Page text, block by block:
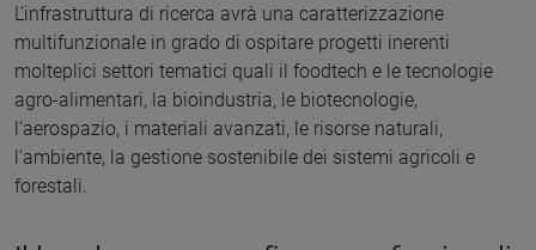
L’infrastruttura di ricerca avrà una caratterizzazione
multifunzionale in grado di ospitare progetti inerenti
molteplici settori tematici quali il foodtech e le tecnologie
agro-alimentari, la bioindustria, le biotecnologie,
l’aerospazio, i materiali avanzati, le risorse naturali,
l’ambiente, la gestione sostenibile dei sistemi agricoli e
forestali.